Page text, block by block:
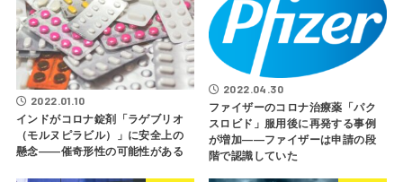
2022.01.10
インドがコロナ錠剤「ラゲブリオ
（モルヌピラビル）」に安全上の
懸念――催奇形性の可能性がある
2022.04.30
ファイザーのコロナ治療薬「パク
スロビド」服用後に再発する事例
が増加――ファイザーは申請の段
階で認識していた